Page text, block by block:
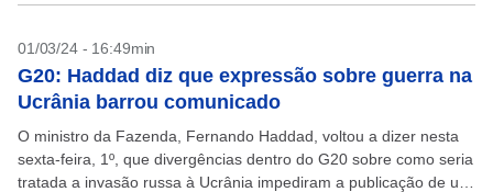
01/03/24 - 16:49min
G20: Haddad diz que expressão sobre guerra na
Ucrânia barrou comunicado
O ministro da Fazenda, Fernando Haddad, voltou a dizer nesta
sexta-feira, 1º, que divergências dentro do G20 sobre como seria
tratada a invasão russa à Ucrânia impediram a publicação de um